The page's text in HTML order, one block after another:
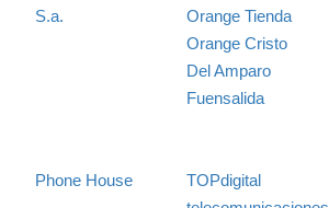
S.a.
Orange Tienda
Orange Cristo
Del Amparo
Fuensalida
Phone House
TOPdigital